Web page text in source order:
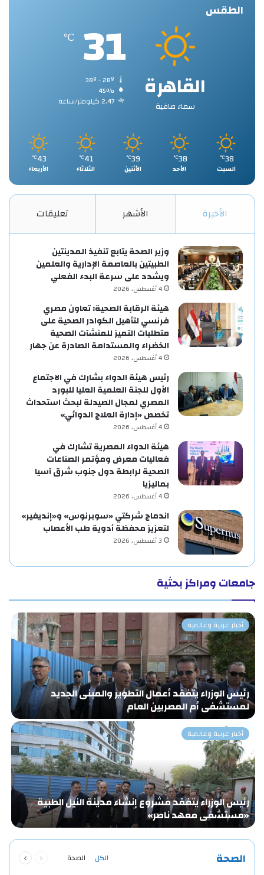
الطقس
القاهرة
سماء صافية
31
℃
45%
2.47 كيلومتر/ساعة
38
℃
السبت
38
℃
الأحد
39
℃
الأثنين
41
℃
الثلاثاء
43
℃
الأربعاء
الأخيرة الأشهر تعليقات
وزير الصحة يتابع تنفيذ المدينتين
الطبيتين بالعاصمة الإدارية والعلمين
ويشدد على سرعة البدء الفعلي
4 أغسطس، 2026
هيئة الرقابة الصحية: تعاون مصري
فرنسي لتأهيل الكوادر الصحية على
متطلبات التميز للمنشآت الصحية
الخضراء والمستدامة الصادرة عن جهار
4 أغسطس، 2026
رئيس هيئة الدواء بشارك في الاجتماع
الأول للجنة العلمية العليا للبورد
المصري لمجال الصيدلة لبحث استحداث
تخصص «إدارة العلاج الدوائي»
4 أغسطس، 2026
هيئة الدواء المصرية تشارك في
فعاليات معرض ومؤتمر الصناعات
الصحية لرابطة دول جنوب شرق آسيا
بماليزيا
4 أغسطس، 2026
اندماج شركتي «سوبرنوس» و«إنديفير»
لتعزيز محفظة أدوية طب الأعصاب
3 أغسطس، 2026
جامعات ومراكز بحثية
أخبار عربية وعالمية
رئيس الوزراء يتفقد أعمال التطوير والمبنى الجديد
لمستشفى أم المصريين العام
أخبار عربية وعالمية
رئيس الوزراء يتفقد مشروع إنشاء مدينة النيل الطبية
«مستشفى معهد ناصر»
الصحة الكل الصحة الصفحةالصفحة